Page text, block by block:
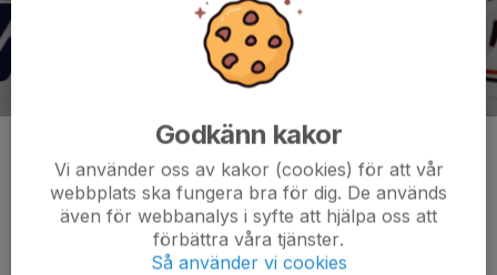
Godkänn kakor
Vi använder oss av kakor (cookies) för att vår
webbplats ska fungera bra för dig. De används
även för webbanalys i syfte att hjälpa oss att
förbättra våra tjänster.
Så använder vi cookies